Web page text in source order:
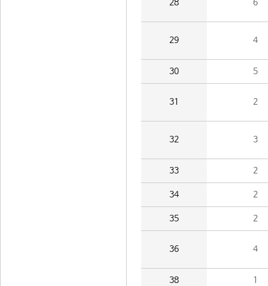
28 6
29 4
30 5
31 2
32 3
33 2
34 2
35 2
36 4
38 1